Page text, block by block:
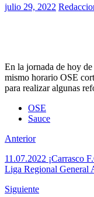
julio 29, 2022
En la jornada de hoy
mismo horario OSE
para realizar algunas
OSE
Sauce
Anterior
11.07.2022 ¡Carrasco
Liga Regional General
Siguiente